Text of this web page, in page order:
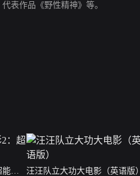
表作品《野性精神》等。
能大
汪汪队立大功大电影（英语版）